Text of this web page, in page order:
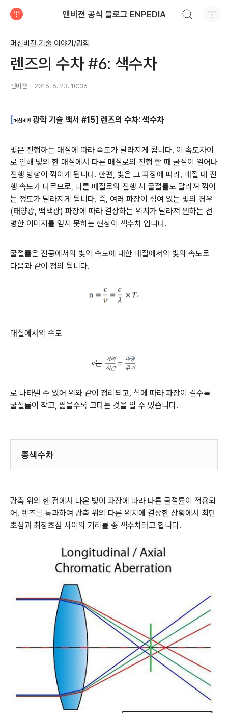
앤비젼 공식 블로그 ENPEDIA
머신비전 기술 이야기/광학
렌즈의 수차 #6: 색수차
앤비젼 2015. 6. 23. 10:36
[머신비전 광학 기술 백서 #15] 렌즈의 수차: 색수차
빛은 진행하는 매질에 따라 속도가 달라지게 됩니다. 이 속도차이
로 인해 빛의 한 매질에서 다른 매질로의 진행 할 때 굴절이 일어나
진행 방향이 꺾이게 됩니다. 한편, 빛은 그 파장에 따라, 매질 내 진
행 속도가 다르므로, 다른 매질로의 진행 시 굴절률도 달라져 꺾이
는 정도가 달라지게 됩니다. 즉, 여러 파장이 섞여 있는 빛의 경우
(태양광, 백색광) 파장에 따라 결상하는 위치가 달라져 원하는 선
명한 이미지를 얻지 못하는 현상이 색수차 입니다.
굴절률은 진공에서의 빛의 속도에 대한 매질에서의 빛의 속도로
다음과 같이 정의 됩니다.
매질에서의 속도
로 나타낼 수 있어 위와 같이 정리되고, 식에 따라 파장이 길수록
굴절률이 작고, 짧을수록 크다는 것을 알 수 있습니다.
종색수차
광축 위의 한 점에서 나온 빛이 파장에 따라 다른 굴절률이 적용되
어, 렌즈를 통과하여 광축 위의 다른 위치에 결상한 상황에서 최단
초점과 최장초점 사이의 거리를 종 색수차라고 합니다.